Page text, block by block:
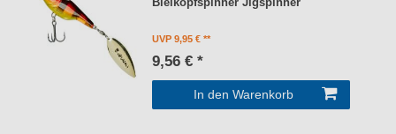
Bleikopfspinner Jigspinner
UVP 9,95 €
9,56 € *
In den Warenkorb